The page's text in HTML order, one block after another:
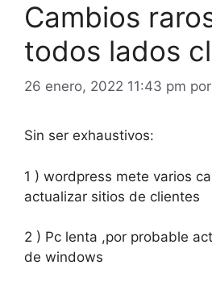
Cambios
todos lados
26 enero, 2022 11:43 pm por
Sin ser exhaustivos:
1 ) wordpress mete varios
actualizar sitios de clientes
2 ) Pc lenta ,por probable
de windows